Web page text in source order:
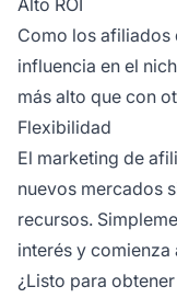
Como los afiliados
influencia en el
más alto que con
Flexibilidad
El marketing de
nuevos mercados
recursos.
interés y comienza
¿Listo para